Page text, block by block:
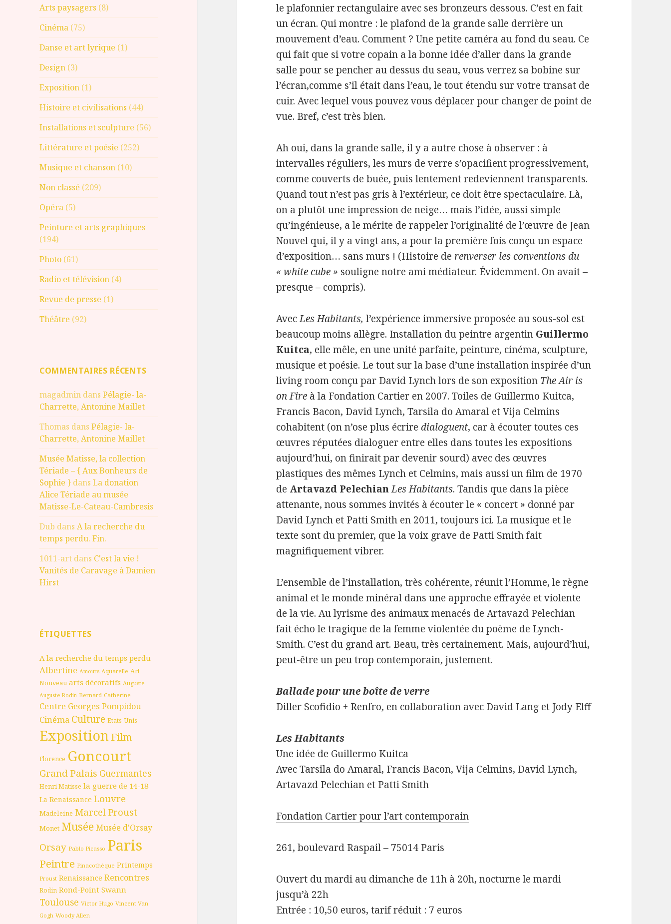
Arts paysagers (8)
Cinéma (75)
Danse et art lyrique (1)
Design (3)
Exposition (1)
Histoire et civilisations (44)
Installations et sculpture (56)
Littérature et poésie (252)
Musique et chanson (10)
Non classé (209)
Opéra (5)
Peinture et arts graphiques
(194)
Photo (61)
Radio et télévision (4)
Revue de presse (1)
Théâtre (92)
COMMENTAIRES RÉCENTS
magadmin dansPélagie- la-
Charrette, Antonine Maillet
Thomas dansPélagie- la-
Charrette, Antonine Maillet
Musée Matisse, la collection
Tériade – { Aux Bonheurs de
Sophie } dansLa donation
Alice Tériade au musée
Matisse-Le-Cateau-Cambresis
Dub dansA la recherche du
temps perdu. Fin.
1011-art dans C'est la vie !
Vanités de Caravage à Damien
Hirst
ÉTIQUETTES
A la recherche du temps perdu
Albertine Amours Aquarelle Art
Nouveau arts décoratifs Auguste
Auguste Rodin Bernard Catherine
Centre Georges Pompidou
Cinéma Culture Etats-Unis
ExpositionFilm
Florence Goncourt
Grand Palais Guermantes
Henri Matisse la guerre de 14-18
La Renaissance Louvre
Madeleine Marcel Proust
Monet Musée Musée d'Orsay
Orsay Pablo Picasso Paris
Peintre Pinacothèque Printemps
Proust Renaissance Rencontres
Rodin Rond-Point Swann
Toulouse Victor Hugo Vincent Van
Gogh Woody Allen
le plafonnier rectangulaire avec ses bronzeurs dessous. C’est en fait
un écran. Qui montre : le plafond de la grande salle derrière un
mouvement d’eau. Comment ? Une petite caméra au fond du seau. Ce
qui fait que si votre copain a la bonne idée d’aller dans la grande
salle pour se pencher au dessus du seau, vous verrez sa bobine sur
l’écran,comme s’il était dans l’eau, le tout étendu sur votre transat de
cuir. Avec lequel vous pouvez vous déplacer pour changer de point de
vue. Bref, c’est très bien.
Ah oui, dans la grande salle, il y a autre chose à observer : à
intervalles réguliers, les murs de verre s’opacifient progressivement,
comme couverts de buée, puis lentement redeviennent transparents.
Quand tout n’est pas gris à l’extérieur, ce doit être spectaculaire. Là,
on a plutôt une impression de neige… mais l’idée, aussi simple
qu’ingénieuse, a le mérite de rappeler l’originalité de l’œuvre de Jean
Nouvel qui, il y a vingt ans, a pour la première fois conçu un espace
d’exposition… sans murs ! (Histoire de renverser les conventions du
« white cube » souligne notre ami médiateur. Évidemment. On avait –
presque – compris).
AvecLes Habitants, l’expérience immersive proposée au sous-sol est
beaucoup moins allègre. Installation du peintre argentin Guillermo
Kuitca, elle mêle, en une unité parfaite, peinture, cinéma, sculpture,
musique et poésie. Le tout sur la base d’une installation inspirée d’un
living room conçu par David Lynch lors de son exposition The Air is
on Fire à la Fondation Cartier en 2007. Toiles de Guillermo Kuitca,
Francis Bacon, David Lynch, Tarsila do Amaral et Vija Celmins
cohabitent (on n’ose plus écriredialoguent, car à écouter toutes ces
œuvres réputées dialoguer entre elles dans toutes les expositions
aujourd’hui, on finirait par devenir sourd) avec des œuvres
plastiques des mêmes Lynch et Celmins, mais aussi un film de 1970
de Artavazd Pelechian Les Habitants. Tandis que dans la pièce
attenante, nous sommes invités à écouter le « concert » donné par
David Lynch et Patti Smith en 2011, toujours ici. La musique et le
texte sont du premier, que la voix grave de Patti Smith fait
magnifiquement vibrer.
L’ensemble de l’installation, très cohérente, réunit l’Homme, le règne
animal et le monde minéral dans une approche effrayée et violente
de la vie. Au lyrisme des animaux menacés de Artavazd Pelechian
fait écho le tragique de la femme violentée du poème de Lynch-
Smith. C’est du grand art. Beau, très certainement. Mais, aujourd’hui,
peut-être un peu trop contemporain, justement.
Ballade pour une boîte de verre
Diller Scofidio + Renfro, en collaboration avec David Lang et Jody Elff
Les Habitants
Une idée de Guillermo Kuitca
Avec Tarsila do Amaral, Francis Bacon, Vija Celmins, David Lynch,
Artavazd Pelechian et Patti Smith
Fondation Cartier pour l’art contemporain
261, boulevard Raspail – 75014 Paris
Ouvert du mardi au dimanche de 11h à 20h, nocturne le mardi
jusqu’à 22h
Entrée : 10,50 euros, tarif réduit : 7 euros